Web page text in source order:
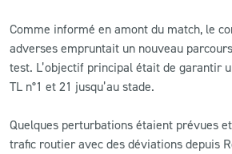
LS ACADEMY CAMPS
MATCH DES CELEBRITES
Comme informé en amont du match, le
adverses empruntait un nouveau
test. L’objectif principal était de garantir
TL n°1 et 21 jusqu’au stade.
Quelques perturbations étaient prévues
trafic routier avec des déviations depuis